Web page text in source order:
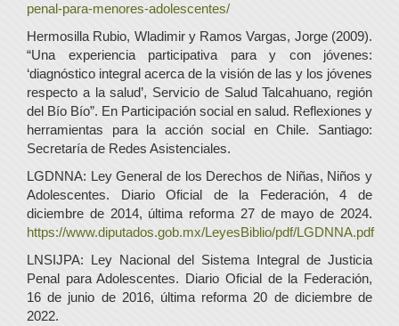
penal-para-menores-adolescentes/
Hermosilla Rubio, Wladimir y Ramos Vargas, Jorge (2009).
“Una experiencia participativa para y con jóvenes:
‘diagnóstico integral acerca de la visión de las y los jóvenes
respecto a la salud’, Servicio de Salud Talcahuano, región
del Bío Bío”. En Participación social en salud. Reflexiones y
herramientas para la acción social en Chile. Santiago:
Secretaría de Redes Asistenciales.
LGDNNA: Ley General de los Derechos de Niñas, Niños y
Adolescentes. Diario Oficial de la Federación, 4 de
diciembre de 2014, última reforma 27 de mayo de 2024.
https://www.diputados.gob.mx/LeyesBiblio/pdf/LGDNNA.pdf
LNSIJPA: Ley Nacional del Sistema Integral de Justicia
Penal para Adolescentes. Diario Oficial de la Federación,
16 de junio de 2016, última reforma 20 de diciembre de
2022.